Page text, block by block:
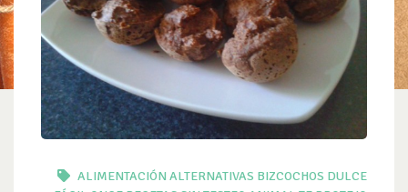
ALIMENTACIÓN ALTERNATIVAS BIZCOCHOS DULCE